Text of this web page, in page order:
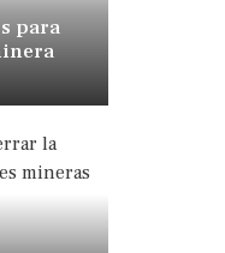
para